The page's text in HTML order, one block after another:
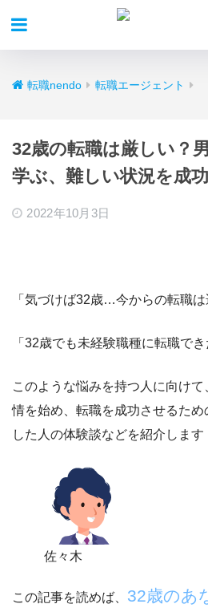
転職nendo 転職エージェント
32歳の転職は厳しい？
学ぶ、難しい状況を成
2022年10月3日
「気づけば32歳…今からの転職は
「32歳でも未経験職種に転職でき
このような悩みを持つ人に向けて
情を始め、 転職を成功させるため
した人の体験談などを紹介します
佐々木
この記事を読めば、 32歳のあ